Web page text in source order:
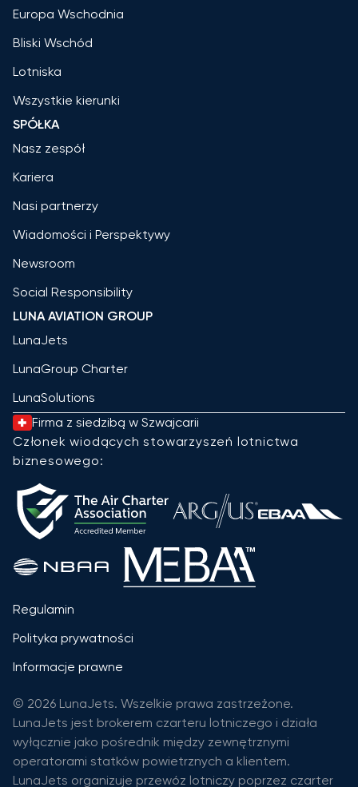
Europa Wschodnia
Bliski Wschód
Lotniska
Wszystkie kierunki
SPÓŁKA
Nasz zespół
Kariera
Nasi partnerzy
Wiadomości i Perspektywy
Newsroom
Social Responsibility
LUNA AVIATION GROUP
LunaJets
LunaGroup Charter
LunaSolutions
Firma z siedzibą w Szwajcarii
Członek wiodących stowarzyszeń lotnictwa
biznesowego:
Regulamin
Polityka prywatności
Informacje prawne
© 2026 LunaJets. Wszelkie prawa zastrzeżone.
LunaJets jest brokerem czarteru lotniczego i działa
wyłącznie jako pośrednik między zewnętrznymi
operatorami statków powietrznych a klientem.
LunaJets organizuje przewóz lotniczy poprzez czarter